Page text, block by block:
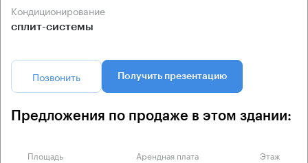
Кондиционирование
сплит-системы
Позвонить Получить презентацию
Предложения по продаже в этом здании:
Площадь Арендная плата Этаж